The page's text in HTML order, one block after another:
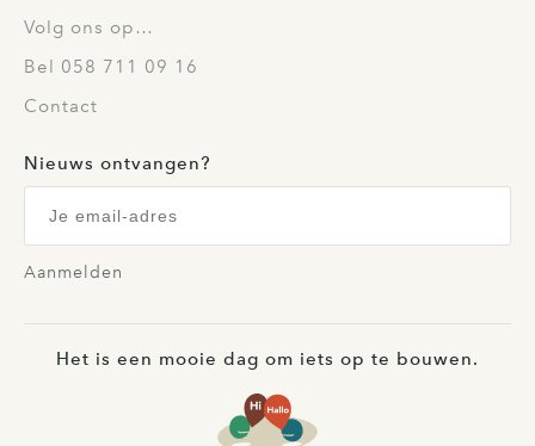
Volg ons op…
Bel 058 711 09 16
Contact
Nieuws ontvangen?
Aanmelden
Het is een mooie dag om iets op te bouwen.